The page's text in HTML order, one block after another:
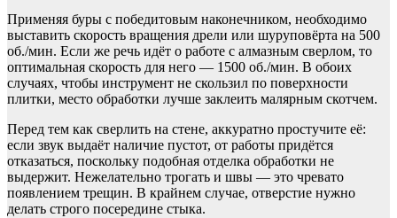
Применяя буры с победитовым наконечником, необходимо
выставить скорость вращения дрели или шуруповёрта на 500
об./мин. Если же речь идёт о работе с алмазным сверлом, то
оптимальная скорость для него — 1500 об./мин. В обоих
случаях, чтобы инструмент не скользил по поверхности
плитки, место обработки лучше заклеить малярным скотчем.
Перед тем как сверлить на стене, аккуратно простучите её:
если звук выдаёт наличие пустот, от работы придётся
отказаться, поскольку подобная отделка обработки не
выдержит. Нежелательно трогать и швы — это чревато
появлением трещин. В крайнем случае, отверстие нужно
делать строго посередине стыка.